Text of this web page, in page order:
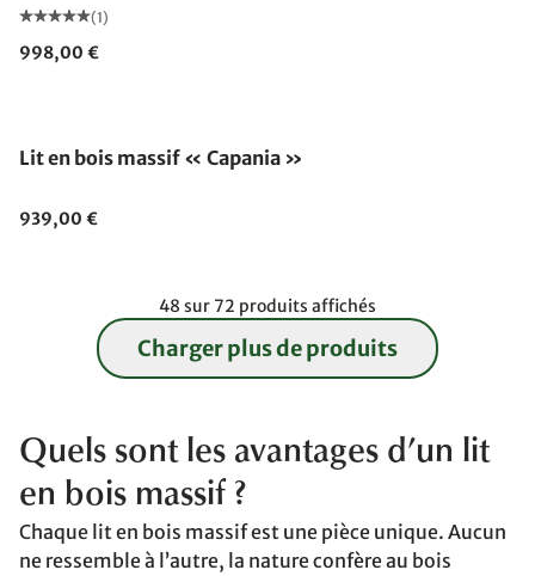
(1)
998,00 €
Lit en bois massif « Capania »
939,00 €
48 sur 72 produits affichés
Charger plus de produits
Quels sont les avantages d’un lit
en bois massif ?
Chaque lit en bois massif est une pièce unique. Aucun
ne ressemble à l’autre, la nature confère au bois